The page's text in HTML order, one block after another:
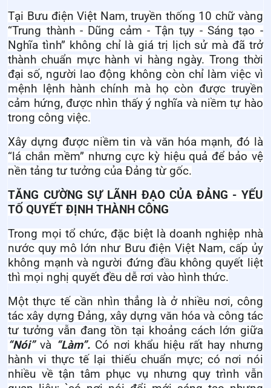
Tại Bưu điện Việt Nam, truyền thống 10 chữ vàng
“Trung thành - Dũng cảm - Tận tụy - Sáng tạo -
Nghĩa tình” không chỉ là giá trị lịch sử mà đã trở
thành chuẩn mực hành vi hàng ngày. Trong thời
đại số, người lao động không còn chỉ làm việc vì
mệnh lệnh hành chính mà họ còn được truyền
cảm hứng, được nhìn thấy ý nghĩa và niềm tự hào
trong công việc.
Xây dựng được niềm tin và văn hóa mạnh, đó là
“lá chắn mềm” nhưng cực kỳ hiệu quả để bảo vệ
nền tảng tư tưởng của Đảng từ gốc.
TĂNG CƯỜNG SỰ LÃNH ĐẠO CỦA ĐẢNG - YẾU
TỐ QUYẾT ĐỊNH THÀNH CÔNG
Trong mọi tổ chức, đặc biệt là doanh nghiệp nhà
nước quy mô lớn như Bưu điện Việt Nam, cấp ủy
không mạnh và người đứng đầu không quyết liệt
thì mọi nghị quyết đều dễ rơi vào hình thức.
Một thực tế cần nhìn thẳng là ở nhiều nơi, công
tác xây dựng Đảng, xây dựng văn hóa và công tác
tư tưởng vẫn đang tồn tại khoảng cách lớn giữa
“Nói”và “Làm”.Có nơi khẩu hiệu rất hay nhưng
hành vi thực tế lại thiếu chuẩn mực; có nơi nói
nhiều về tận tâm phục vụ nhưng quy trình vẫn